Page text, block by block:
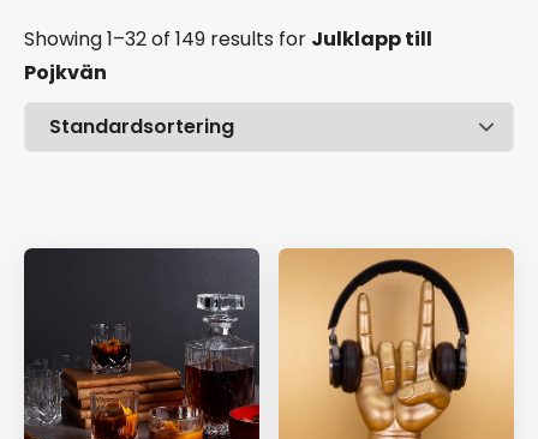
Showing 1–32 of 149 results for Julklapp till
Pojkvän